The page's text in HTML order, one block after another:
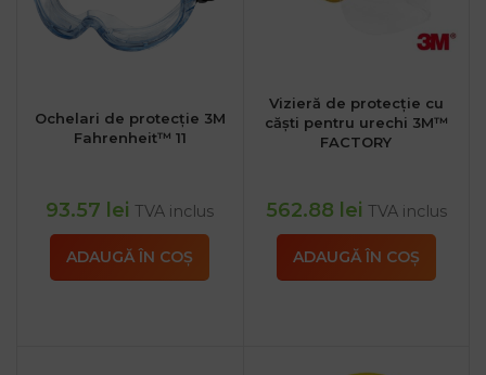
Ochelari de protecție 3M
Fahrenheit™ 11
93.57 lei TVA inclus
ADAUGĂ ÎN COȘ
Vizieră de protecție cu
căști pentru urechi 3M™
FACTORY
562.88 lei TVA inclus
ADAUGĂ ÎN COȘ